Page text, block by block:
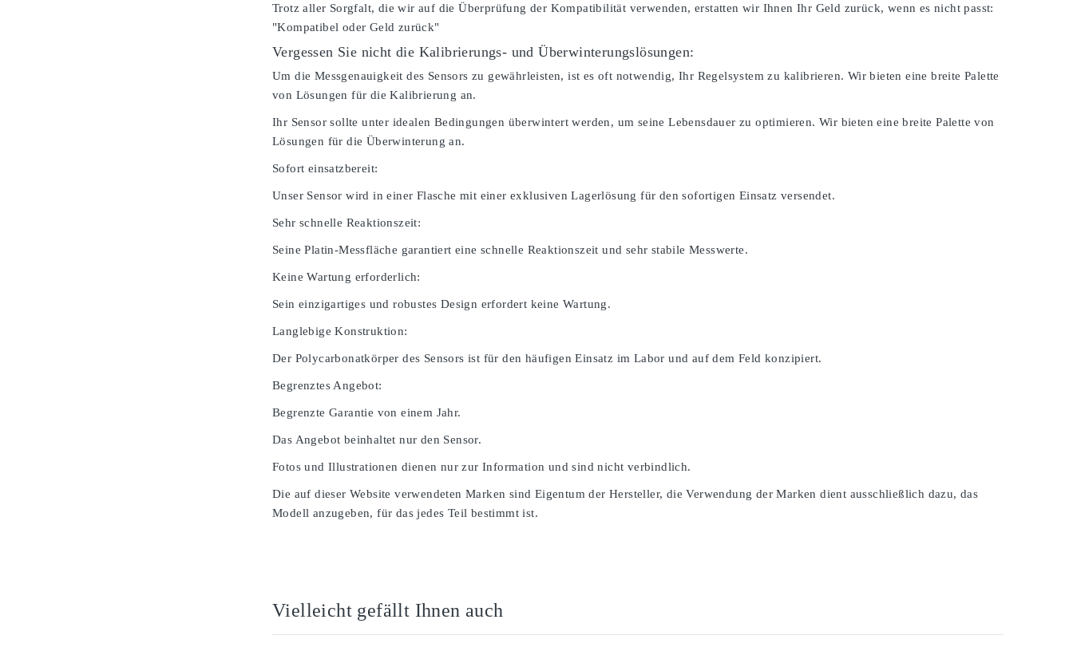
Trotz aller Sorgfalt, die wir auf die Überprüfung der Kompatibilität verwenden, erstatten wir Ihnen Ihr Geld zurück, wenn es nicht passt:
"Kompatibel oder Geld zurück"
Vergessen Sie nicht die Kalibrierungs- und Überwinterungslösungen:
Um die Messgenauigkeit des Sensors zu gewährleisten, ist es oft notwendig, Ihr Regelsystem zu kalibrieren. Wir bieten eine breite Palette
von Lösungen für die Kalibrierung an.
Ihr Sensor sollte unter idealen Bedingungen überwintert werden, um seine Lebensdauer zu optimieren. Wir bieten eine breite Palette von
Lösungen für die Überwinterung an.
Sofort einsatzbereit:
Unser Sensor wird in einer Flasche mit einer exklusiven Lagerlösung für den sofortigen Einsatz versendet.
Sehr schnelle Reaktionszeit:
Seine Platin-Messfläche garantiert eine schnelle Reaktionszeit und sehr stabile Messwerte.
Keine Wartung erforderlich:
Sein einzigartiges und robustes Design erfordert keine Wartung.
Langlebige Konstruktion:
Der Polycarbonatkörper des Sensors ist für den häufigen Einsatz im Labor und auf dem Feld konzipiert.
Begrenztes Angebot:
Begrenzte Garantie von einem Jahr.
Das Angebot beinhaltet nur den Sensor.
Fotos und Illustrationen dienen nur zur Information und sind nicht verbindlich.
Die auf dieser Website verwendeten Marken sind Eigentum der Hersteller, die Verwendung der Marken dient ausschließlich dazu, das
Modell anzugeben, für das jedes Teil bestimmt ist.
Vielleicht gefällt Ihnen auch